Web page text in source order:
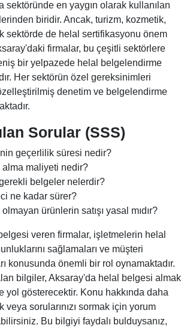
sektöründe en yaygın olarak kullanılan
biridir. Ancak, turizm, kozmetik,
sektörde de helal sertifikasyonu önem
firmalar, bu çeşitli sektörlere
bir yelpazede helal belgelendirme
Her sektörün özel gereksinimleri
denetim ve belgelendirme
Sorular (SSS)
geçerlilik süresi nedir?
maliyeti nedir?
belgeler nelerdir?
ne kadar sürer?
ürünlerin satışı yasal mıdır?
veren firmalar, işletmelerin helal
sağlamaları ve müşteri
konusunda önemli bir rol oynamaktadır.
bilgiler, Aksaray'da helal belgesi almak
yol gösterecektir. Konu hakkında daha
sorularınızı sormak için yorum
Bu bilgiyi faydalı bulduysanız,